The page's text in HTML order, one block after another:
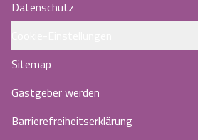
Datenschutz
Sitemap
Gastgeber werden
Barrierefreiheitserklärung